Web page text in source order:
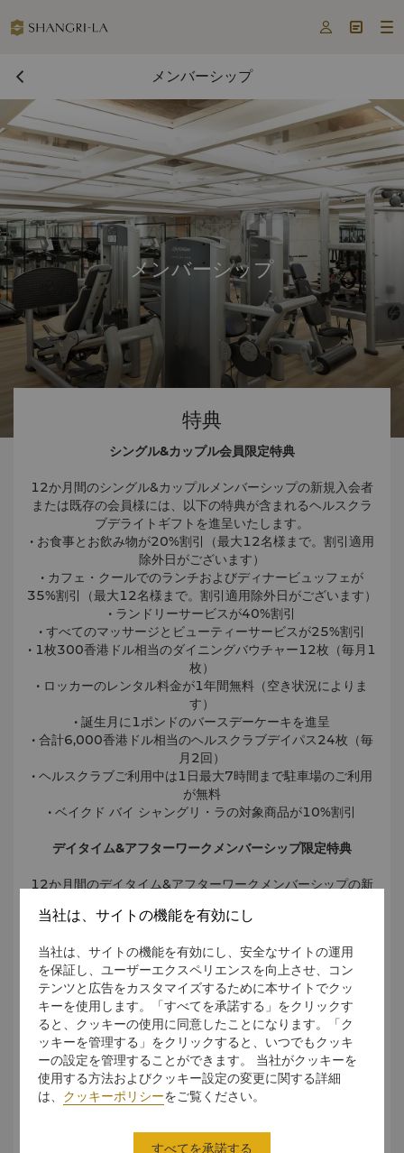
  
メンバーシップ
メンバーシップ
特典
シングル&カップル会員限定特典
12か月間のシングル&カップルメンバーシップの新規入会者
または既存の会員様には、以下の特典が含まれるヘルスクラ
ブデライトギフトを進呈いたします。
• お食事とお飲み物が20%割引（最大12名様まで。割引適用
除外日がございます）
• カフェ・クールでのランチおよびディナービュッフェが
35%割引（最大12名様まで。割引適用除外日がございます）
• ランドリーサービスが40%割引
• すべてのマッサージとビューティーサービスが25%割引
• 1枚300香港ドル相当のダイニングバウチャー12枚（毎月1
枚）
• ロッカーのレンタル料金が1年間無料（空き状況によりま
す）
• 誕生月に1ポンドのバースデーケーキを進呈
• 合計6,000香港ドル相当のヘルスクラブデイパス24枚（毎
月2回）
• ヘルスクラブご利用中は1日最大7時間まで駐車場のご利用
が無料
• ベイクド バイ シャングリ・ラの対象商品が10%割引
デイタイム&アフターワークメンバーシップ限定特典
12か月間のデイタイム&アフターワークメンバーシップの新
ルスクラブデライトギフトを進呈いたします。
除外日がございます）
• ランドリーサービスが15%割引
• すべてのマッサージとビューティーサービスが15%割引
• 1枚100香港ドル相当のダイニングバウチャー12枚（毎月1
枚）
• 合計3,000香港ドル相当のヘルスクラブデイパス12枚（毎
月1回）
• ヘルスクラブご利用中は1日最大3時間まで駐車場のご利用
が無料
* ご利用規約が適用されます。
当社は、サイトの機能を有効にし
当社は、サイトの機能を有効にし、安全なサイトの運用
を保証し、ユーザーエクスペリエンスを向上させ、コン
テンツと広告をカスタマイズするために本サイトでクッ
キーを使用します。「すべてを承諾する」をクリックす
ると、クッキーの使用に同意したことになります。「ク
ッキーを管理する」をクリックすると、いつでもクッキ
ーの設定を管理することができます。 当社がクッキーを
使用する方法およびクッキー設定の変更に関する詳細
は、 クッキーポリシーをご覧ください。
すべてを承諾する